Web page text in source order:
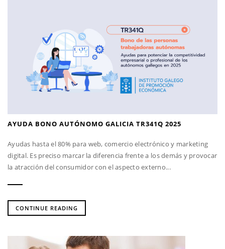
AYUDA BONO AUTÓNOMO GALICIA TR341Q 2025
Ayudas hasta el 80% para web, comercio electrónico y marketing
digital. Es preciso marcar la diferencia frente a los demás y provocar
la atracción del consumidor con el aspecto externo...
CONTINUE READING